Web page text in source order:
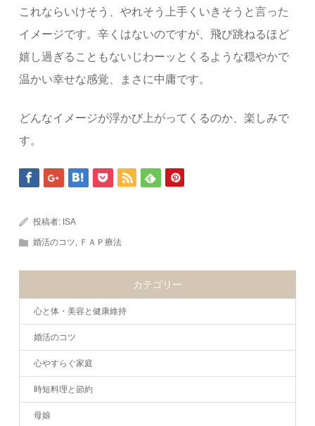
これならいけそう、やれそう上手くいきそうと言った
イメージです。辛くはないのですが、飛び跳ねるほど
嬉し過ぎることもないじわーッとくるような穏やかで
温かい幸せな感覚、まさに中庸です。
どんなイメージが浮かび上がってくるのか、楽しみで
す。
投稿者: ISA
婚活のコツ, ＦＡＰ療法
カテゴリー
心と体・美容と健康維持
婚活のコツ
心やすらぐ家庭
時短料理と節約
母娘